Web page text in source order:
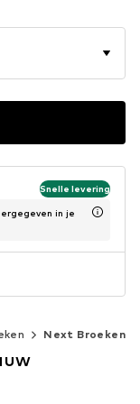
Snelle levering
in je
Next Broeken